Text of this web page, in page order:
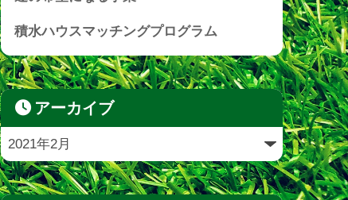
積水ハウスマッチングプログラム
アーカイブ